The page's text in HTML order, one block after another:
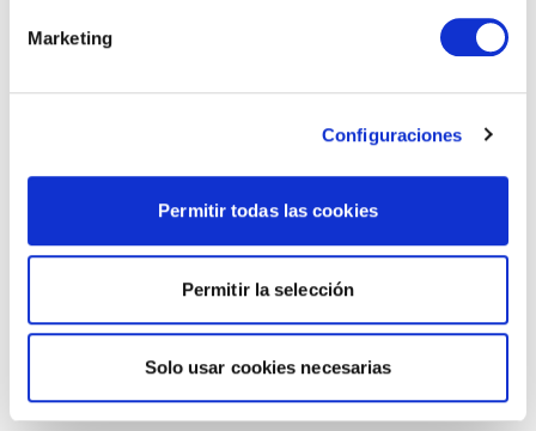
Marketing
Configuraciones
Permitir todas las cookies
Permitir la selección
Solo usar cookies necesarias